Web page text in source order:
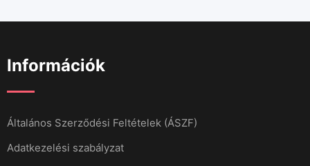
Információk
Általános Szerződési Feltételek (ÁSZF)
Adatkezelési szabályzat